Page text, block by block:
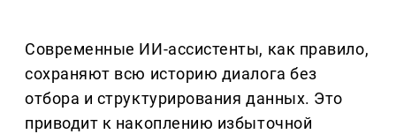
Современные ИИ-ассистенты, как правило,
сохраняют всю историю диалога без
отбора и структурирования данных. Это
приводит к накоплению избыточной